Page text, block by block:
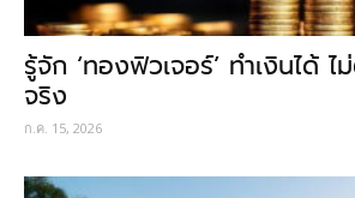
รู้จัก ‘ทองฟิวเจอร์’ ทำเงินได้
จริง
ก.ค. 15, 2026